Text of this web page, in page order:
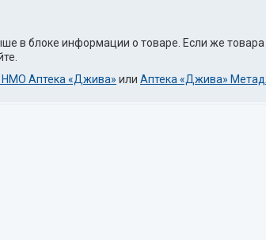
в блоке информации о товаре. Если же товара
НМО Аптека «Джива» или Аптека «Джива»